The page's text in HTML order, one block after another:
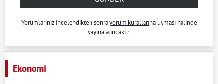
Yorumlarınız incelendikten sonrayorum kurallarına uyması halinde
yayına alıncaktır.
Ekonomi